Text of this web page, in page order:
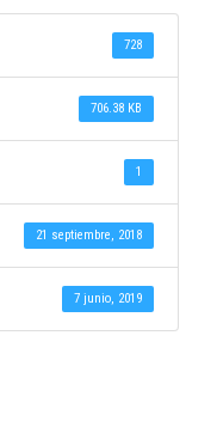
728
706.38 KB
1
21 septiembre, 2018
7 junio, 2019